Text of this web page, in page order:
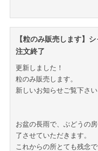
【粒のみ販売します】
注文終了
更新しました！
粒のみ販売します。
新しいお知らせご覧下さい
お盆の長雨で、ぶどうの
了させていただきます。
これからの所とても残念